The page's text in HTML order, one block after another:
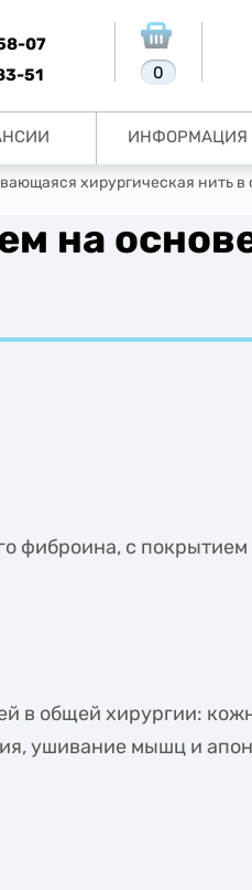
07
51
0
ИНФОРМАЦИЯ
хирургическая нить в
на
фиброина, с покрытием
в общей хирургии:
ушивание мышц и